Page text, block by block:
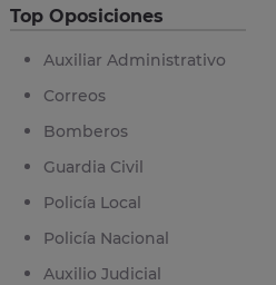
Top Oposiciones
Auxiliar Administrativo
Correos
Bomberos
Guardia Civil
Policía Local
Policía Nacional
Auxilio Judicial